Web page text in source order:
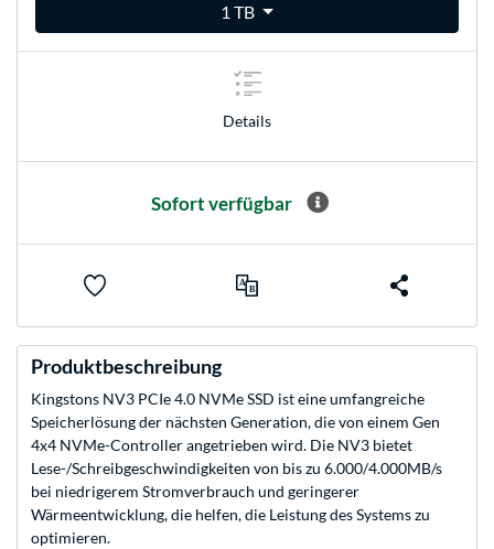
1 TB
Details
Sofort verfügbar
Produktbeschreibung
Kingstons NV3 PCIe 4.0 NVMe SSD ist eine umfangreiche
Speicherlösung der nächsten Generation, die von einem Gen
4x4 NVMe-Controller angetrieben wird. Die NV3 bietet
Lese-/Schreibgeschwindigkeiten von bis zu 6.000/4.000MB/s
bei niedrigerem Stromverbrauch und geringerer
Wärmeentwicklung, die helfen, die Leistung des Systems zu
optimieren.